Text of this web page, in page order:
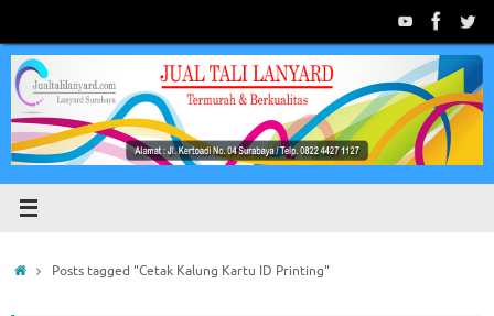
content
HomePosts tagged "Cetak Kalung Kartu ID Printing"